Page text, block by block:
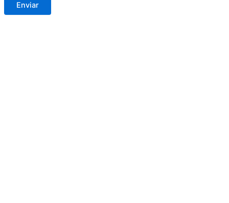
Enviar